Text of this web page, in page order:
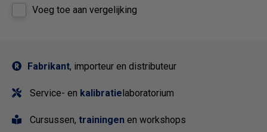
Voeg toe aan vergelijking
Fabrikant, importeur en distributeur
Service- en kalibratielaboratorium
Cursussen, trainingen en workshops